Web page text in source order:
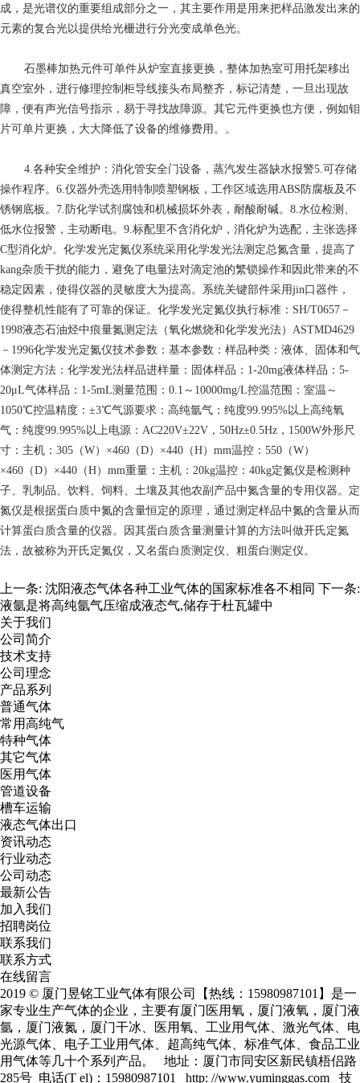
成，是光谱仪的重要组成部分之一，其主要作用是用来把样品激发出来的
元素的复合光以提供给光栅进行分光变成单色光。
石墨棒加热元件可单件从炉室直接更换，整体加热室可用托架移出
真空室外，进行修理控制柜导线接头布局整齐，标记清楚，一旦出现故
障，便有声光信号指示，易于寻找故障源。其它元件更换也方便，例如钼
片可单片更换，大大降低了设备的维修费用。。
4.各种安全维护：消化管安全门设备，蒸汽发生器缺水报警5.可存储
操作程序。6.仪器外壳选用特制喷塑钢板，工作区域选用ABS防腐板及不
锈钢底板。7.防化学试剂腐蚀和机械损坏外表，耐酸耐碱。8.水位检测、
低水位报警，主动断电。9.标配里不含消化炉，消化炉为选配，主张选择
C型消化炉。化学发光定氮仪系统采用化学发光法测定总氮含量，提高了
kang杂质干扰的能力，避免了电量法对滴定池的繁锁操作和因此带来的不
稳定因素，使得仪器的灵敏度大为提高。系统关键部件采用jin口器件，
使得整机性能有了可靠的保证。化学发光定氮仪执行标准：SH/T0657－
1998液态石油烃中痕量氮测定法（氧化燃烧和化学发光法）ASTMD4629
－1996化学发光定氮仪技术参数：基本参数：样品种类：液体、固体和气
体测定方法：化学发光法样品进样量：固体样品：1-20mg液体样品：5-
20μL气体样品：1-5mL测量范围：0.1～10000mg/L控温范围：室温～
1050℃控温精度：±3℃气源要求：高纯氩气：纯度99.995%以上高纯氧
气：纯度99.995%以上电源：AC220V±22V，50Hz±0.5Hz，1500W外形尺
寸：主机：305（W）×460（D）×440（H）mm温控：550（W）
×460（D）×440（H）mm重量：主机：20kg温控：40kg定氮仪是检测种
子、乳制品、饮料、饲料、土壤及其他农副产品中氮含量的专用仪器。定
氮仪是根据蛋白质中氮的含量恒定的原理，通过测定样品中氮的含量从而
计算蛋白质含量的仪器。因其蛋白质含量测量计算的方法叫做开氏定氮
法，故被称为开氏定氮仪，又名蛋白质测定仪、粗蛋白测定仪。
上一条: 沈阳液态气体各种工业气体的国家标准各不相同 下一条:
液氩是将高纯氩气压缩成液态气,储存于杜瓦罐中
关于我们
公司简介
技术支持
公司理念
产品系列
普通气体
常用高纯气
特种气体
其它气体
医用气体
管道设备
槽车运输
液态气体出口
资讯动态
行业动态
公司动态
最新公告
加入我们
招聘岗位
联系我们
联系方式
在线留言
2019 © 厦门昱铭工业气体有限公司【热线：15980987101】是一
家专业生产气体的企业，主要有厦门医用氧 ， 厦门液氧 ， 厦门液
氩 ， 厦门液氮 ，厦门干冰、医用氧、工业用气体、激光气体、电
光源气体、电子工业用气体、超高纯气体、标准气体、食品工业
用气体等几十个系列产品。 地址：厦门市同安区新民镇梧侣路
285号 电话(T el)：15980987101 http: //www.yuminggas.com 技